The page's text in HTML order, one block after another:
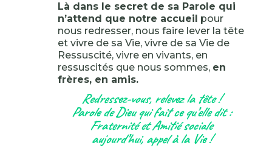
Là dans le secret de sa Parole qui
n’attend que notre accueil pour
nous redresser, nous faire lever la tête
et vivre de sa Vie, vivre de sa Vie de
Ressuscité, vivre en vivants, en
ressuscités que nous sommes, en
frères, en amis.
Redressez-vous, relevez la tête !
Parole de Dieu qui fait ce qu’elle dit :
Fraternité et Amitié sociale
aujourd’hui, appel à la Vie !